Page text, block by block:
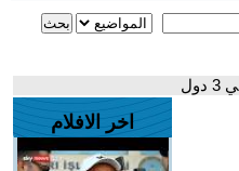
اخر الافلام